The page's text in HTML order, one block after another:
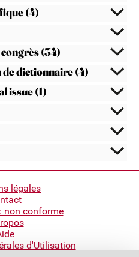
(4)
(34)
de dictionnaire (4)
issue (1)
légales
non conforme
d'Utilisation